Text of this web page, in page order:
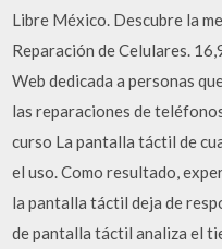
Libre México. Descubre la
Reparación de Celulares.
Web dedicada a personas
las reparaciones de
curso La pantalla táctil de
el uso. Como resultado,
la pantalla táctil deja de
de pantalla táctil analiza el